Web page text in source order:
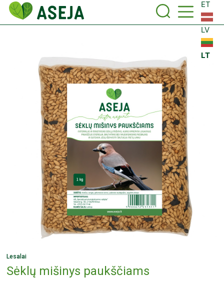
ET
LV
LT
Lesalai
Sėklų mišinys paukščiams